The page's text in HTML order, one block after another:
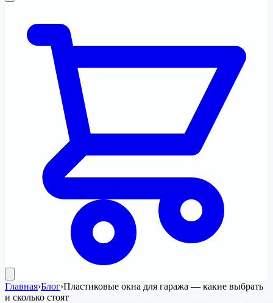
Главная›Блог›Пластиковые окна для гаража — какие выбрать
и сколько стоят